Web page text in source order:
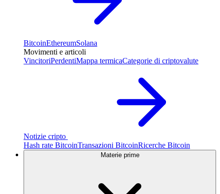
BitcoinEthereumSolana
Movimenti e articoli
VincitoriPerdentiMappa termicaCategorie di criptovalute
Notizie cripto
Hash rate BitcoinTransazioni BitcoinRicerche Bitcoin
Materie prime